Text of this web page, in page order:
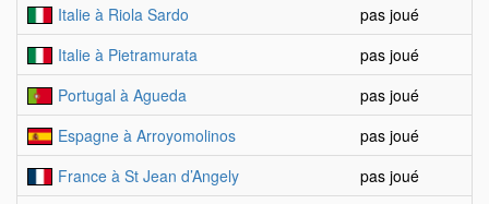
Italie à Riola Sardo
pas joué
Italie à Pietramurata
pas joué
Portugal à Agueda
pas joué
Espagne à Arroyomolinos
pas joué
France à St Jean d’Angely
pas joué